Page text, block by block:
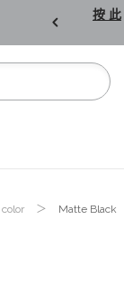
按 此
color Matte Black